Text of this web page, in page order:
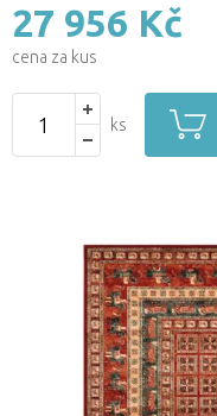
27 956 Kč
cena za kus
ks